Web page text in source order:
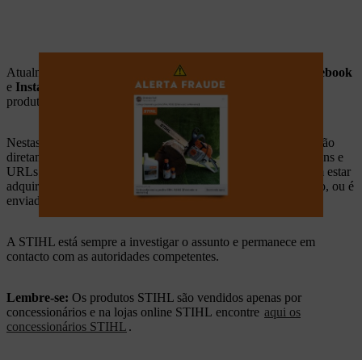
Atualmente existem diversos sites, anúncios e páginas de
Facebook
e Instagram anúncios do googleque apresentam a venda
produtos STIHL, por preços baixos e elevados descontos
Nestas plataformas, os fraudadores dão a impressão de que estão
diretamente conectados à STIHL, uma vez que utilizam imagens e
URLs associados à marca. No entanto, as pessoas que pensam estar
adquir um produto STIHL que não o recebe após o pagamento, ou é
enviado um produto incorreto para a sua morada.
A STIHL está sempre a investigar o assunto e permanece em
contacto com as autoridades competentes.
Lembre-se: Os produtos STIHL são vendidos apenas por
concessionários e na lojas online STIHL encontre aqui os
concessionários STIHL .